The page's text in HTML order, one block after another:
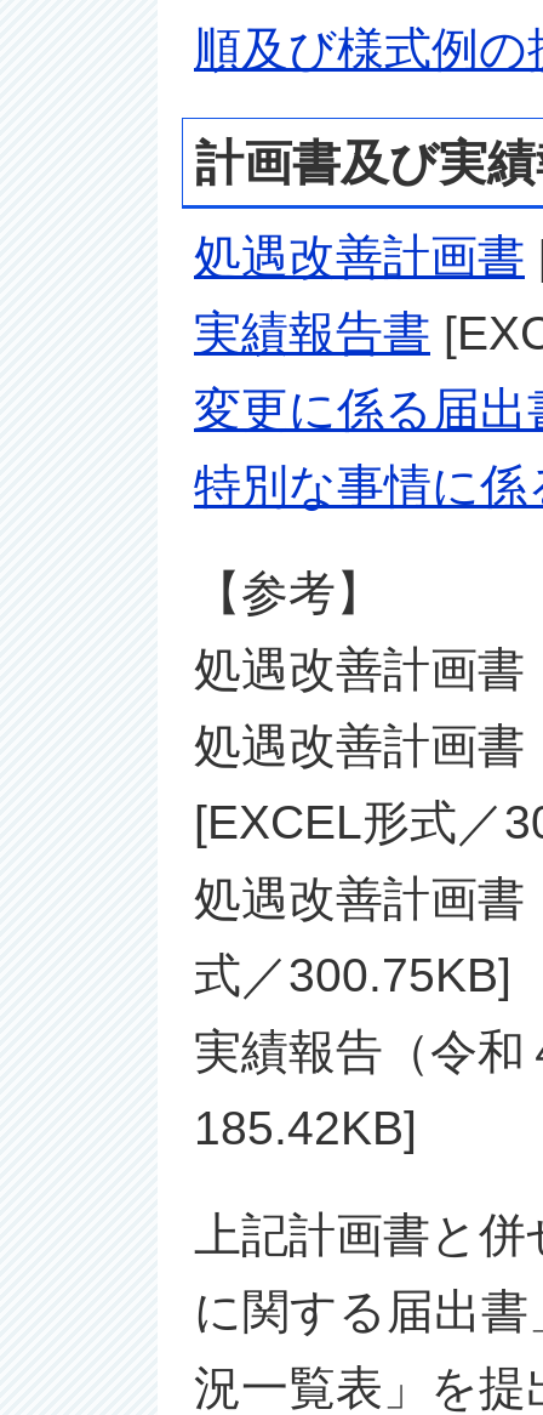
順及び様式例
計画書及び実
処遇改善計画書
実績報告書
変更に係る届出
特別な事情に係
【参考】
処遇改善計画
処遇改善計画
[EXCEL形式／
処遇改善計画書
式／300.75KB]
実績報告（令和
185.42KB]
上記計画書と
に関する届出
況一覧表」を